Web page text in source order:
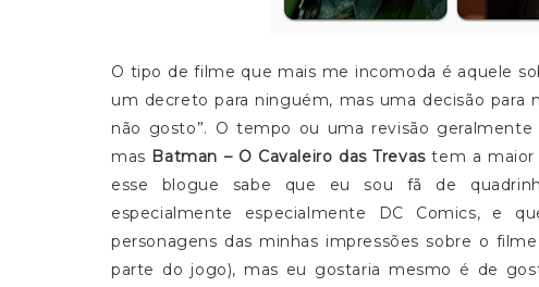
O tipo de filme que mais me incomoda é aquele
um decreto para ninguém, mas uma decisão
não gosto”. O tempo ou uma revisão
mas Batman – O Cavaleiro das Trevastem a maior
esse blogue sabe que eu sou fã de
especialmente especialmente DC Comics, e
personagens das minhas impressões sobre o
parte do jogo), mas eu gostaria mesmo é de